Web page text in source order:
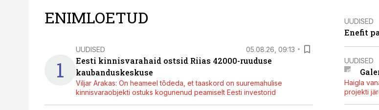
ENIMLOETUD
1
UUDISED 05.08.26, 09:13
Eesti kinnisvarahaid ostsid Riias 42000-ruuduse
kaubanduskeskuse
Viljar Arakas: On heameel tõdeda, et taaskord on suuremahulise
kinnisvaraobjekti ostuks kogunenud peamiselt Eesti investorid
UUDISED
Enefit
UUDISED
Haigla
projekti